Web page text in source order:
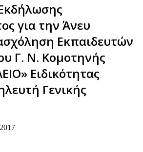
για την Άνευ
Εκπαιδευτών
Γ. Ν. Κομοτηνής
Ειδικότητας
Γενικής